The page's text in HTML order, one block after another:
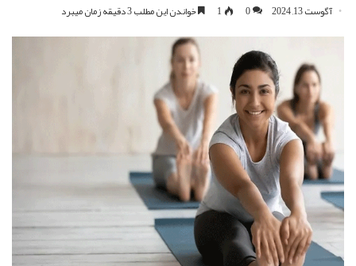
آگوست 13, 2024 0
1 خواندن این مطلب 3 دقیقه زمان میبرد